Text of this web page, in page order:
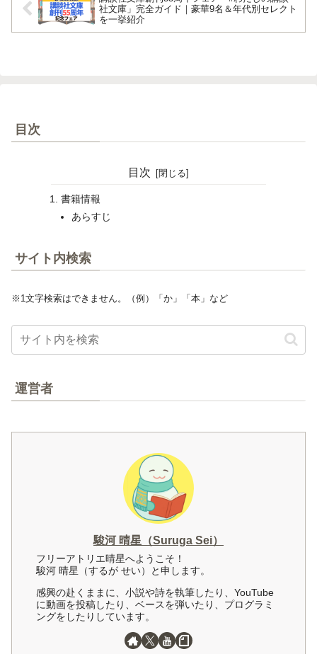
社文庫」完全ガイド｜豪華9名＆年代別セレクト
を一挙紹介
目次
目次
書籍情報
あらすじ
サイト内検索
※1文字検索はできません。（例）「か」「本」など
運営者
駿河 晴星（Suruga Sei）
フリーアトリエ晴星へようこそ！
駿河 晴星（するが せい）と申します。
感興の赴くままに、小説や詩を執筆したり、YouTube
に動画を投稿したり、ベースを弾いたり、プログラミ
ングをしたりしています。